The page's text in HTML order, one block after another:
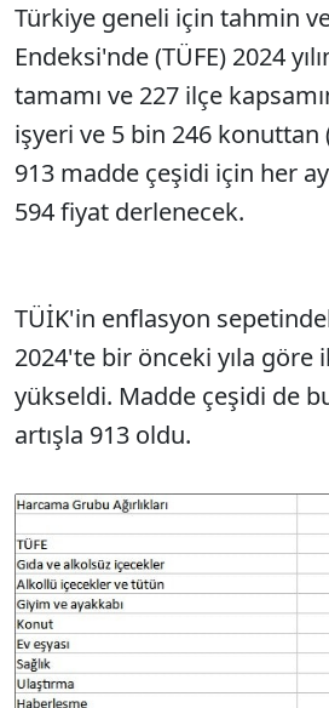
Türkiye geneli için tahmin
Endeksi'nde (TÜFE) 2024
tamamı ve 227 ilçe
işyeri ve 5 bin 246 konuttan
913 madde çeşidi için her
594 fiyat derlenecek.
TÜİK'in enflasyon
2024'te bir önceki yıla göre
yükseldi. Madde çeşidi de
artışla 913 oldu.